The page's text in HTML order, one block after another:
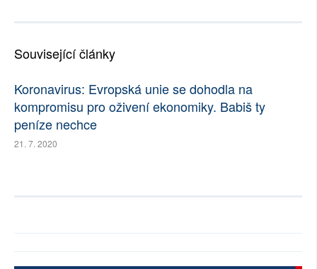
Související články
Koronavirus: Evropská unie se dohodla na
kompromisu pro oživení ekonomiky. Babiš ty
peníze nechce
21. 7. 2020